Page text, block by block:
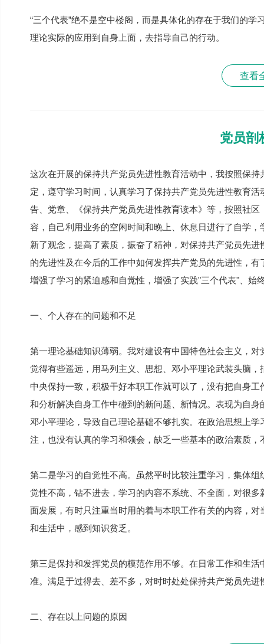
“三个代表”绝不是空中楼阁，而是具体化的存在于我们的
理论实际的应用到自身上面，去指导自己的行动。
查看
党员剖
这次在开展的保持共产党员先进性教育活动中，我按照保
定，遵守学习时间，认真学习了保持共产党员先进性教育
告、党章、《保持共产党员先进性教育读本》等，按照社
容，自己利用业务的空闲时间和晚上、休息日进行了自学
新了观念，提高了素质，振奋了精神，对保持共产党员先
的先进性及在今后的工作中如何发挥共产党员的先进性，
增强了学习的紧迫感和自觉性，增强了实践"三个代表"、始
一、个人存在的问题和不足
第一理论基础知识薄弱。我对建设有中国特色社会主义，
觉得有些遥远，用马列主义、思想、邓小平理论武装头脑
中央保持一致，积极干好本职工作就可以了，没有把自身
和分析解决自身工作中碰到的新问题、新情况。表现为自
邓小平理论，导致自己理论基础不够扎实。在政治思想上
注，也没有认真的学习和领会，缺乏一些基本的政治素质
第二是学习的自觉性不高。虽然平时比较注重学习，集体
觉性不高，钻不进去，学习的内容不系统、不全面，对很
面发展，有时只注重当时用的着与本职工作有关的内容，
和生活中，感到知识贫乏。
第三是保持和发挥党员的模范作用不够。在日常工作和生
准。满足于过得去、差不多，对时时处处保持共产党员先进
二、存在以上问题的原因